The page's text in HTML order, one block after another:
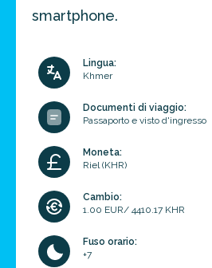
smartphone.
Lingua:
Khmer
Documenti di viaggio:
Passaporto e visto d'ingresso
Moneta:
Riel (KHR)
Cambio:
1.00 EUR/ 4410.17 KHR
Fuso orario:
+7